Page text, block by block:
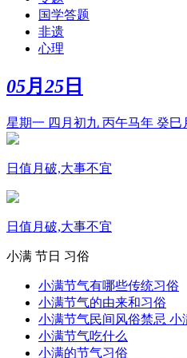
国学答题
非遗
心理
05月 25 日
星期一 四月初九 丙午马年 癸巳
日值月破,大事不宜
日值月破,大事不宜
小满 节日 习俗
小满节气有哪些传统习俗
小满节气的由来和习俗
小满节气民间风俗禁忌 小
小满节气吃什么
小满的节气习俗